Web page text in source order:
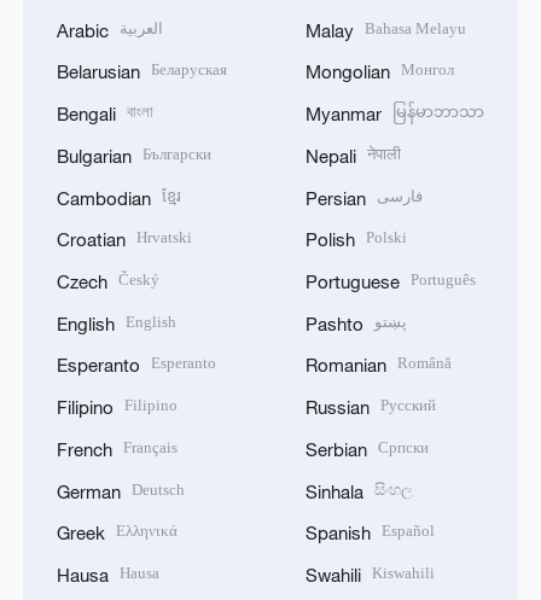
Arabic العربية
Belarusian Беларуская
Bengali বাংলা
Bulgarian Български
Cambodian ខ្មែរ
Croatian Hrvatski
Czech Český
English English
Esperanto Esperanto
Filipino Filipino
French Français
German Deutsch
Greek Ελληνικά
Hausa Hausa
Malay Bahasa Melayu
Mongolian Монгол
Myanmar မြန်မာဘာသာ
Nepali नेपाली
Persian فارسی
Polish Polski
Portuguese Português
Pashto پښتو
Romanian Română
Russian Русский
Serbian Српски
Sinhala සිංහල
Spanish Español
Swahili Kiswahili